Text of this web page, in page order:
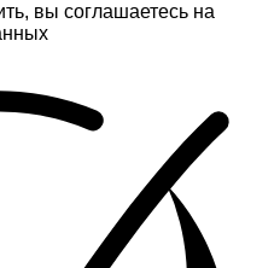
вы соглашаетесь на